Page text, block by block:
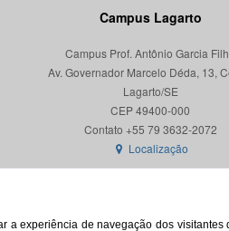
a experiência de navegação dos
Campus Lagarto
Campus Prof. Antônio Garcia
Av. Governador Marcelo Déda, 13,
Lagarto/SE
CEP 49400-000
Localização